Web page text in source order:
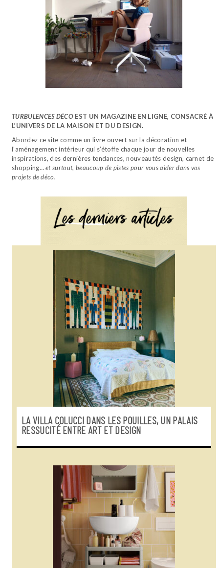
TURBULENCES DÉCO EST UN MAGAZINE EN LIGNE, CONSACRÉ À
L’UNIVERS DE LA MAISON ET DU DESIGN.
Abordez ce site comme un livre ouvert sur la décoration et
l’aménagement intérieur qui s’étoffe chaque jour de nouvelles
inspirations, des dernières tendances, nouveautés design, carnet de
shopping…et surtout, beaucoup de pistes pour vous aider dans vos
projets de déco.
LA VILLA COLUCCI DANS LES POUILLES, UN PALAIS
RESSUCITÉ ENTRE ART ET DESIGN